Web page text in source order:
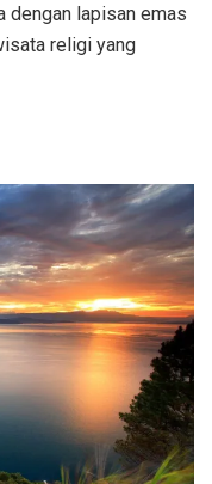
dengan lapisan emas
religi yang